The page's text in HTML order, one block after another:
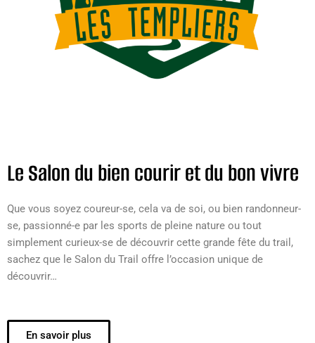
Le Salon du bien courir et du bon vivre
Que vous soyez coureur-se, cela va de soi, ou bien randonneur-
se, passionné-e par les sports de pleine nature ou tout
simplement curieux-se de découvrir cette grande fête du trail,
sachez que le Salon du Trail offre l’occasion unique de
découvrir…
En savoir plus